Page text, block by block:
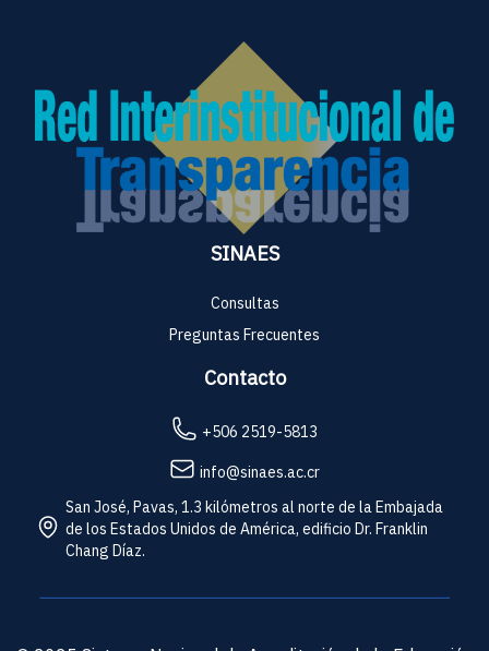
SINAES
Consultas
Preguntas Frecuentes
Contacto
+506 2519-5813
info@sinaes.ac.cr
San José, Pavas, 1.3 kilómetros al norte de la Embajada
de los Estados Unidos de América, edificio Dr. Franklin
Chang Díaz.